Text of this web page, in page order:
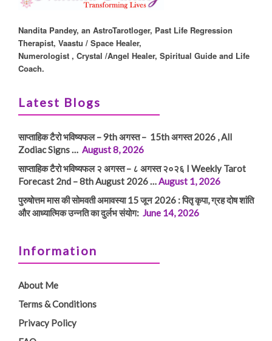
Nandita Pandey, an AstroTarotloger, Past Life Regression
Therapist, Vaastu / Space Healer,
Numerologist , Crystal /Angel Healer, Spiritual Guide and Life
Coach.
Latest Blogs
साप्ताहिक टैरो भविष्यफल – 9th अगस्त – 15th अगस्त 2026 , All
Zodiac Signs … August 8, 2026
साप्ताहिक टैरो भविष्यफल २ अगस्त – ८ अगस्त २०२६ I Weekly Tarot
Forecast 2nd – 8th August 2026 …August 1, 2026
पुरुषोत्तम मास की सोमवती अमावस्या 15 जून 2026 : पितृ कृपा, ग्रह दोष शांति
और आध्यात्मिक उन्नति का दुर्लभ संयोग: June 14, 2026
Information
About Me
Terms & Conditions
Privacy Policy